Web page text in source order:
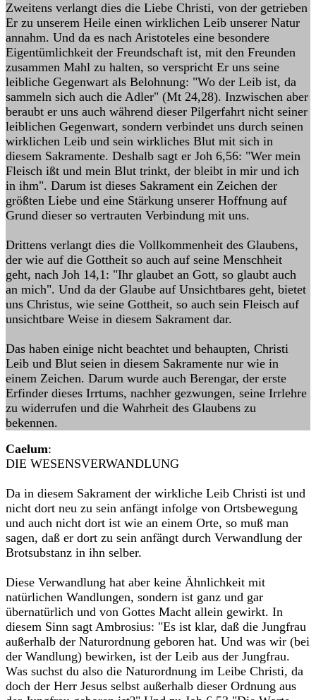
Zweitens verlangt dies die Liebe Christi, von der getrieben
Er zu unserem Heile einen wirklichen Leib unserer Natur
annahm. Und da es nach Aristoteles eine besondere
Eigentümlichkeit der Freundschaft ist, mit den Freunden
zusammen Mahl zu halten, so verspricht Er uns seine
leibliche Gegenwart als Belohnung: "Wo der Leib ist, da
sammeln sich auch die Adler" (Mt 24,28). Inzwischen aber
beraubt er uns auch während dieser Pilgerfahrt nicht seiner
leiblichen Gegenwart, sondern verbindet uns durch seinen
wirklichen Leib und sein wirkliches Blut mit sich in
diesem Sakramente. Deshalb sagt er Joh 6,56: "Wer mein
Fleisch ißt und mein Blut trinkt, der bleibt in mir und ich
in ihm". Darum ist dieses Sakrament ein Zeichen der
größten Liebe und eine Stärkung unserer Hoffnung auf
Grund dieser so vertrauten Verbindung mit uns.
Drittens verlangt dies die Vollkommenheit des Glaubens,
der wie auf die Gottheit so auch auf seine Menschheit
geht, nach Joh 14,1: "Ihr glaubet an Gott, so glaubt auch
an mich". Und da der Glaube auf Unsichtbares geht, bietet
uns Christus, wie seine Gottheit, so auch sein Fleisch auf
unsichtbare Weise in diesem Sakrament dar.
Das haben einige nicht beachtet und behaupten, Christi
Leib und Blut seien in diesem Sakramente nur wie in
einem Zeichen. Darum wurde auch Berengar, der erste
Erfinder dieses Irrtums, nachher gezwungen, seine Irrlehre
zu widerrufen und die Wahrheit des Glaubens zu
bekennen.
Caelum:
DIE WESENSVERWANDLUNG
Da in diesem Sakrament der wirkliche Leib Christi ist und
nicht dort neu zu sein anfängt infolge von Ortsbewegung
und auch nicht dort ist wie an einem Orte, so muß man
sagen, daß er dort zu sein anfängt durch Verwandlung der
Brotsubstanz in ihn selber.
Diese Verwandlung hat aber keine Ähnlichkeit mit
natürlichen Wandlungen, sondern ist ganz und gar
übernatürlich und von Gottes Macht allein gewirkt. In
diesem Sinn sagt Ambrosius: "Es ist klar, daß die Jungfrau
außerhalb der Naturordnung geboren hat. Und was wir (bei
der Wandlung) bewirken, ist der Leib aus der Jungfrau.
Was suchst du also die Naturordnung im Leibe Christi, da
doch der Herr Jesus selbst außerhalb dieser Ordnung aus